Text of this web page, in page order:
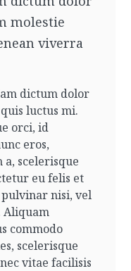
molestie
viverra
dictum dolor
luctus mi.
orci, id
eros,
scelerisque
eu felis et
nisi, vel
Aliquam
commodo
scelerisque
vitae facilisis